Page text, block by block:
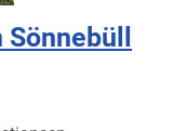
Sönnebüll